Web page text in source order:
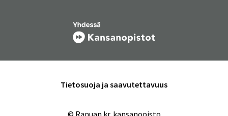
Tietosuoja ja saavutettavuus